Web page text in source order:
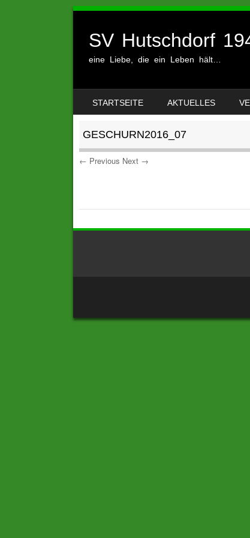
SV Hutschdorf
eine Liebe, die ein Leben hält…
MENU
STARTSEITE AKTUELLES
GESCHURN2016_07
← Previous Next →